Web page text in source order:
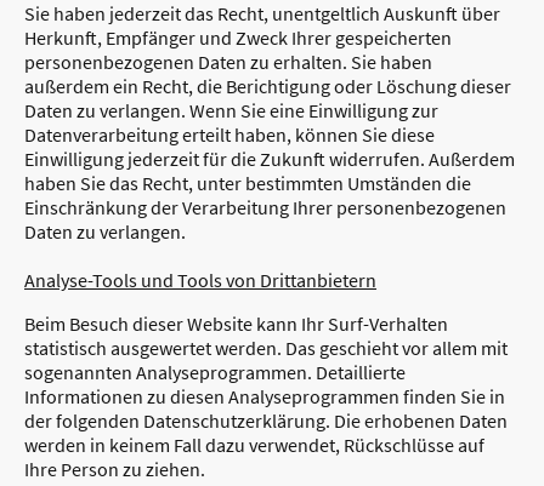
Sie haben jederzeit das Recht, unentgeltlich Auskunft über
Herkunft, Empfänger und Zweck Ihrer gespeicherten
personenbezogenen Daten zu erhalten. Sie haben
außerdem ein Recht, die Berichtigung oder Löschung dieser
Daten zu verlangen. Wenn Sie eine Einwilligung zur
Datenverarbeitung erteilt haben, können Sie diese
Einwilligung jederzeit für die Zukunft widerrufen. Außerdem
haben Sie das Recht, unter bestimmten Umständen die
Einschränkung der Verarbeitung Ihrer personenbezogenen
Daten zu verlangen.
Analyse-Tools und Tools von Drittanbietern
Beim Besuch dieser Website kann Ihr Surf-Verhalten
statistisch ausgewertet werden. Das geschieht vor allem mit
sogenannten Analyseprogrammen. Detaillierte
Informationen zu diesen Analyseprogrammen finden Sie in
der folgenden Datenschutzerklärung. Die erhobenen Daten
werden in keinem Fall dazu verwendet, Rückschlüsse auf
Ihre Person zu ziehen.